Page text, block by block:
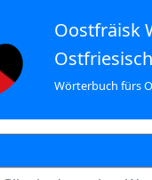
Oostfräisk
Wörterbuch fürs